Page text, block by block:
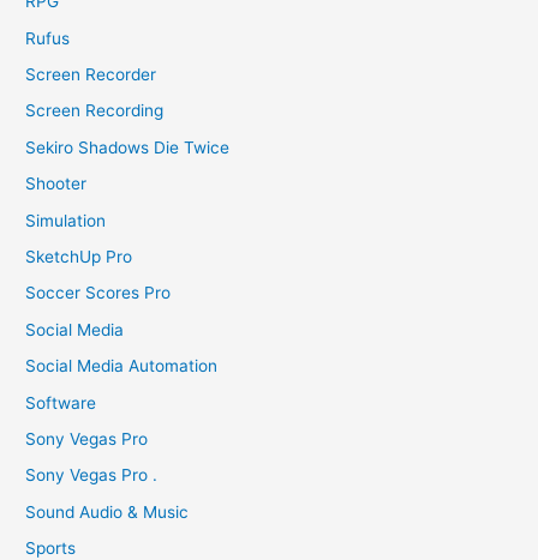
Rufus
Screen Recorder
Screen Recording
Sekiro Shadows Die Twice
Shooter
Simulation
SketchUp Pro
Soccer Scores Pro
Social Media
Social Media Automation
Software
Sony Vegas Pro
Sony Vegas Pro .
Sound Audio & Music
Sports